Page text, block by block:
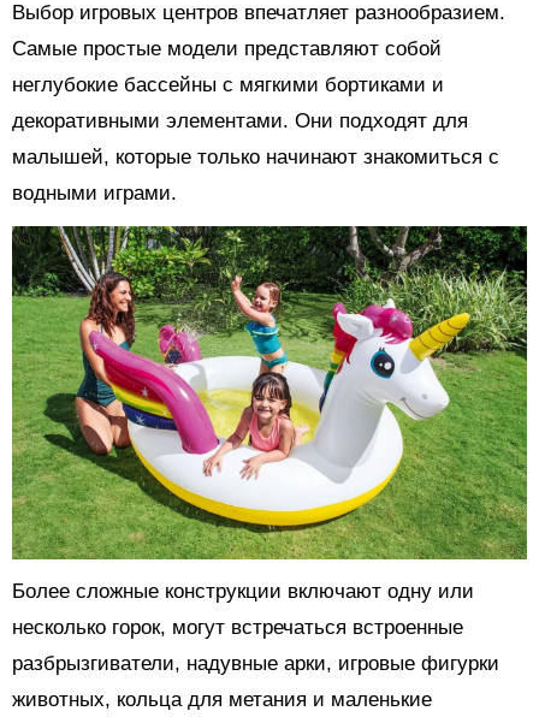
Выбор игровых центров впечатляет разнообразием.
Самые простые модели представляют собой
неглубокие бассейны с мягкими бортиками и
декоративными элементами. Они подходят для
малышей, которые только начинают знакомиться с
водными играми.
Более сложные конструкции включают одну или
несколько горок, могут встречаться встроенные
разбрызгиватели, надувные арки, игровые фигурки
животных, кольца для метания и маленькие